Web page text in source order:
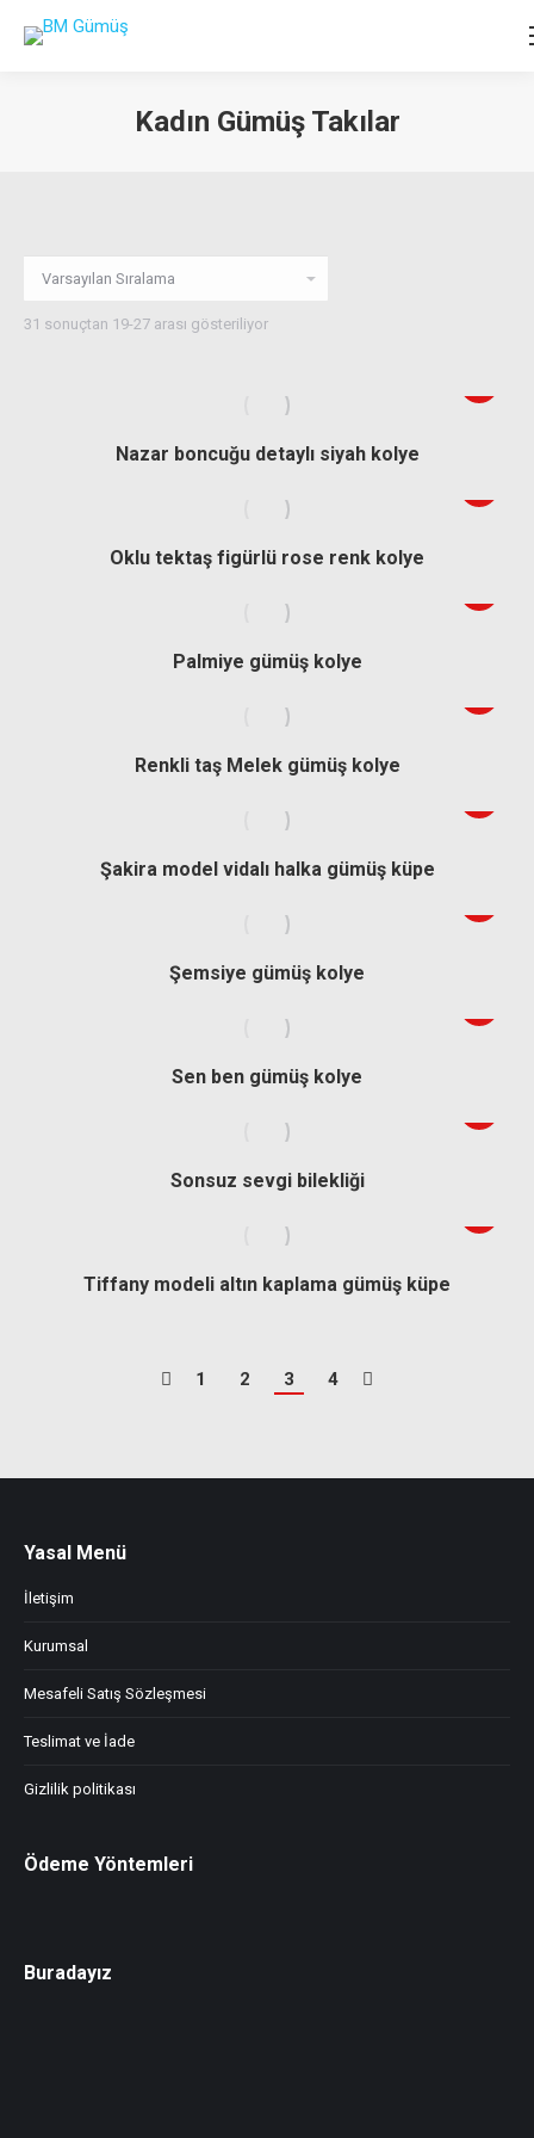
Kadın Gümüş Takılar
31 sonuçtan 19-27 arası gösteriliyor
Nazar boncuğu detaylı siyah kolye
Oklu tektaş figürlü rose renk kolye
Palmiye gümüş kolye
Renkli taş Melek gümüş kolye
Şakira model vidalı halka gümüş küpe
Şemsiye gümüş kolye
Sen ben gümüş kolye
Sonsuz sevgi bilekliği
Tiffany modeli altın kaplama gümüş küpe
1 2 3 4
Yasal Menü
İletişim
Kurumsal
Mesafeli Satış Sözleşmesi
Teslimat ve İade
Gizlilik politikası
Ödeme Yöntemleri
Buradayız